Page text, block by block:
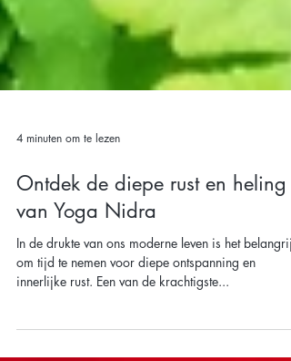
4 minuten om te lezen
Ontdek de diepe rust en heling
van Yoga Nidra
In de drukte van ons moderne leven is het belangrijk
innerlijke rust. Een van de krachtigste...